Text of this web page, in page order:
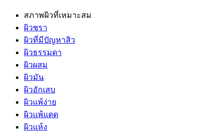
สภาพผิวที่เหมาะสม
ผิวชรา
ผิวที่มีปัญหาสิว
ผิวธรรมดา
ผิวผสม
ผิวมัน
ผิวอักเสบ
ผิวแพ้ง่าย
ผิวแพ้แดด
ผิวแห้ง